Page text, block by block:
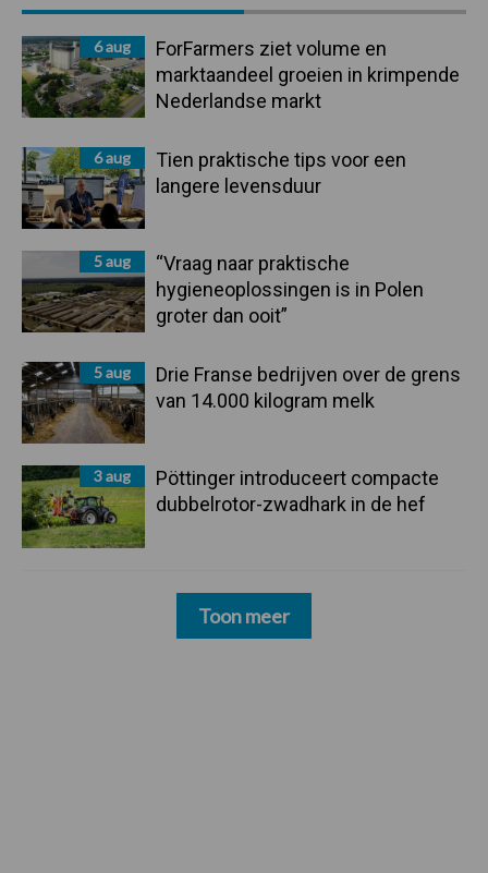
Sidebar
6 aug
ForFarmers ziet volume en
marktaandeel groeien in krimpende
Nederlandse markt
6 aug
Tien praktische tips voor een
langere levensduur
5 aug
“Vraag naar praktische
hygieneoplossingen is in Polen
groter dan ooit”
5 aug
Drie Franse bedrijven over de grens
van 14.000 kilogram melk
3 aug
Pöttinger introduceert compacte
dubbelrotor-zwadhark in de hef
Toon meer